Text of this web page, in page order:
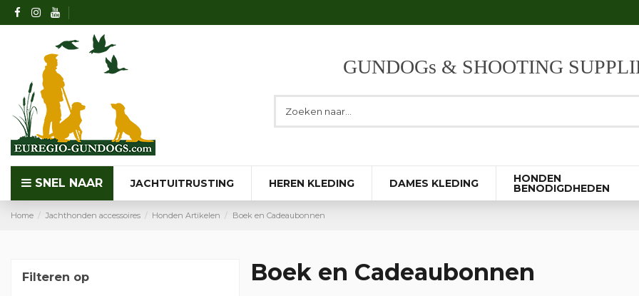
GUNDOGs & SHOOTING
SNEL NAAR JACHTUITRUSTING HEREN KLEDING DAMES KLEDING HONDEN
BENODIGDHEDEN
Home Jachthonden accessoires Honden Artikelen Boek en Cadeaubonnen
Boek en Cadeaubonnen
Filteren op